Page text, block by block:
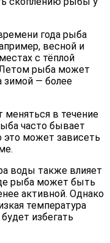
года рыба
весной и
с тёплой
Летом рыба может
зимой — более
в течение
часто бывает
это может зависеть
воды также влияет
рыба может быть
активной. Однако
температура
избегать